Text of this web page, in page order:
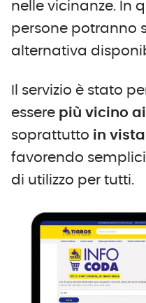
nelle vicinanze. In
persone potranno
alternativa
Il servizio è stato
essere più vicino
soprattutto in
favorendo
di utilizzo per tutti.